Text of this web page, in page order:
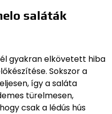
saláták
gyakran elkövetett hiba
Sokszor a
így a saláta
türelmesen,
csak a lédús hús